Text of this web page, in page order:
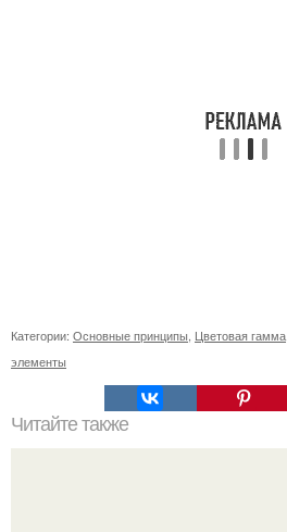
Категории: Основные принципы Цветовая гамма
элементы
Читайте также